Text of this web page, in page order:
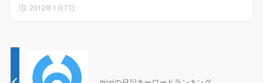
2012年1月7日